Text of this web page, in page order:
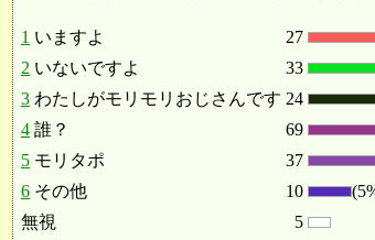
1 いますよ 27
2 いないですよ 33
3 わたしがモリモリおじさんです 24
4 誰？ 69
5 モリタポ 37
6 その他 10
無視
5